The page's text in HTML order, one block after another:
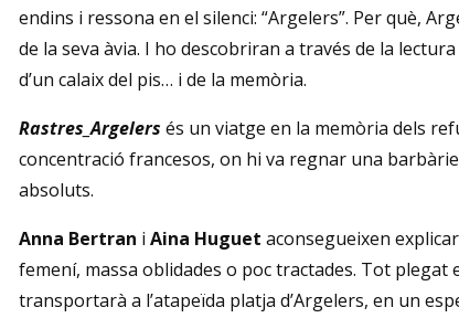
endins i ressona en el silenci: “Argelers”. Per què,
de la seva àvia. I ho descobriran a través de la
d’un calaix del pis… i de la memòria.
Rastres_Argelers és un viatge en la memòria dels
concentració francesos, on hi va regnar una
absoluts.
Anna Bertran i Aina Huguet aconsegueixen
femení, massa oblidades o poc tractades. Tot
transportarà a l’atapeïda platja d’Argelers, en un